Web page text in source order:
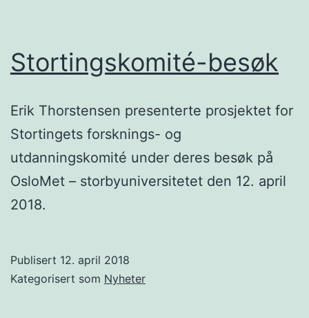
Stortingskomité-besøk
Erik Thorstensen presenterte prosjektet for
Stortingets forsknings- og
utdanningskomité under deres besøk på
OsloMet – storbyuniversitetet den 12. april
2018.
Publisert 12. april 2018
Kategorisert som Nyheter